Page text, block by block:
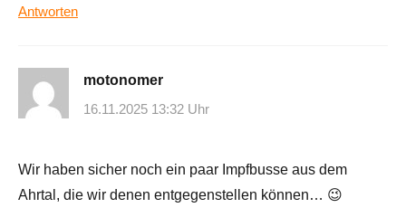
Antworten
motonomer
16.11.2025 13:32 Uhr
Wir haben sicher noch ein paar Impfbusse aus dem
Ahrtal, die wir denen entgegenstellen können… 😉